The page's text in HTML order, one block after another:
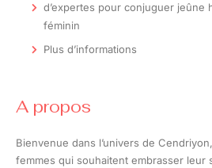
d’expertes pour conjuguer jeûne
féminin
Plus d’informations
A propos
Bienvenue dans l’univers de
femmes qui souhaitent embrasser leur